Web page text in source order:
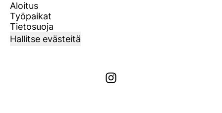
Aloitus
Työpaikat
Tietosuoja
Hallitse evästeitä